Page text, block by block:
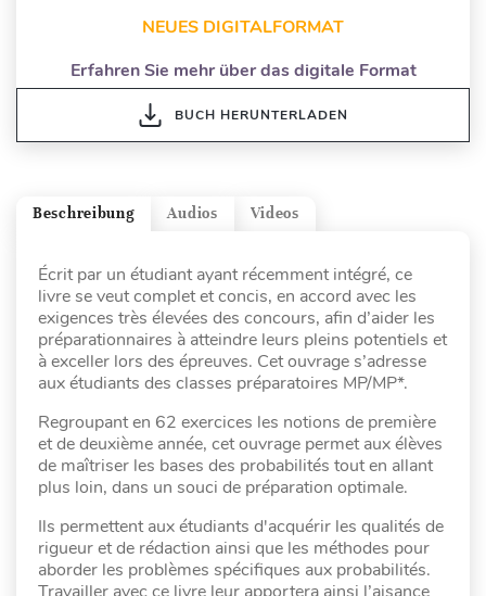
NEUES DIGITALFORMAT
Erfahren Sie mehr über das digitale Format
BUCH HERUNTERLADEN
Videos
Audios
Beschreibung
Écrit par un étudiant ayant récemment intégré, ce
livre se veut complet et concis, en accord avec les
exigences très élevées des concours, afin d’aider les
préparationnaires à atteindre leurs pleins potentiels et
à exceller lors des épreuves. Cet ouvrage s’adresse
aux étudiants des classes préparatoires MP/MP*.
Regroupant en 62 exercices les notions de première
et de deuxième année, cet ouvrage permet aux élèves
de maîtriser les bases des probabilités tout en allant
plus loin, dans un souci de préparation optimale.
Ils permettent aux étudiants d'acquérir les qualités de
rigueur et de rédaction ainsi que les méthodes pour
aborder les problèmes spécifiques aux probabilités.